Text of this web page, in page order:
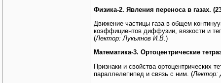
Физика-2. Явления переноса в газах.
Движение частицы газа в общем
коэффициентов диффузии, вязкости и
(Лектор: Лукьянов И.В. )
Математика-3. Ортоцентрические
Признаки и свойства ортоцентрических
параллелепипед и связь с ним. (Лектор: